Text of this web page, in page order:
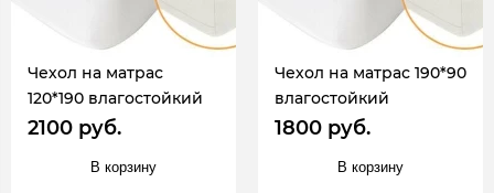
Чехол на матрас
120*190 влагостойкий
2100 руб.
В корзину
Чехол на матрас 190*90
влагостойкий
1800 руб.
В корзину